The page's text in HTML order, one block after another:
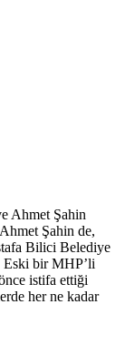
Ahmet Şahin
Şahin de,
Bilici Belediye
bir MHP’li
istifa ettiği
her ne kadar